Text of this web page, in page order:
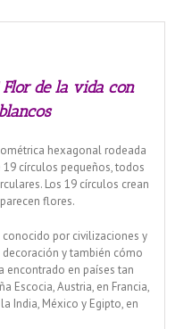
Flor de la vida con
hexagonal rodeada
círculos pequeños, todos
Los 19 círculos crean
flores.
por civilizaciones y
y también cómo
encontrado en países tan
Escocia, Austria, en Francia,
India, México y Egipto, en